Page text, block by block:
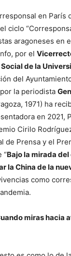
en París
ciclo
aragoneses en
por el
de la
del
la periodista
1971) ha
en 2021,
Cirilo
de Prensa y el
“Bajo la mirada
la China de la
como
miras hacia